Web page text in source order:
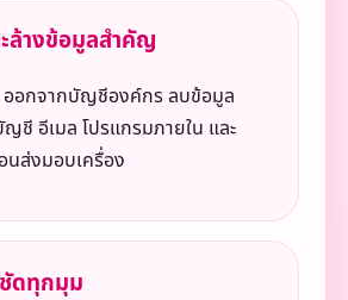
ล้างข้อมูลสำคัญ
ออกจากบัญชีองค์กร ลบข้อมูล
ชี อีเมล โปรแกรมภายใน และ
ส่งมอบเครื่อง
ดทุกมุม